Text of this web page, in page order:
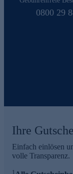
0800 29
Ihre
Einfach einlösen
volle Transparenz.